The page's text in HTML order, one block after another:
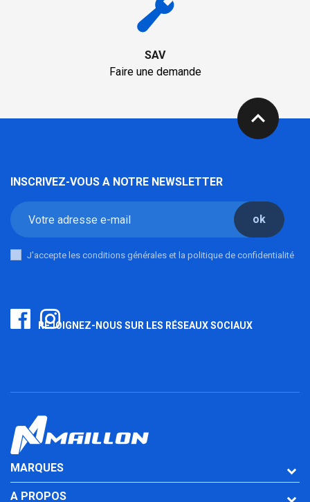
SAV
Faire une demande
expand_less
INSCRIVEZ-VOUS A NOTRE NEWSLETTER
ok
J'accepte les conditions générales et la politique de confidentialité
REJOIGNEZ-NOUS SUR LES RÉSEAUX SOCIAUX
MARQUES
A PROPOS